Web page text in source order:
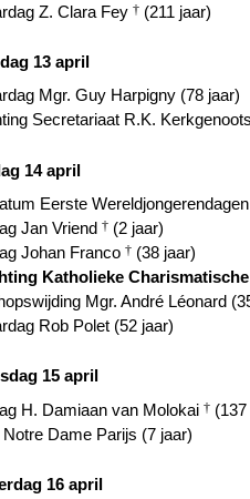
Z. Clara Fey † (211 jaar)
13 april
Mgr. Guy Harpigny (78 jaar)
Secretariaat R.K.
14 april
Eerste
Jan Vriend † (2 jaar)
Johan Franco † (38 jaar)
Katholieke
Mgr. André Léonard
Rob Polet (52 jaar)
15 april
H. Damiaan van Molokai †
Notre Dame Parijs (7 jaar)
16 april